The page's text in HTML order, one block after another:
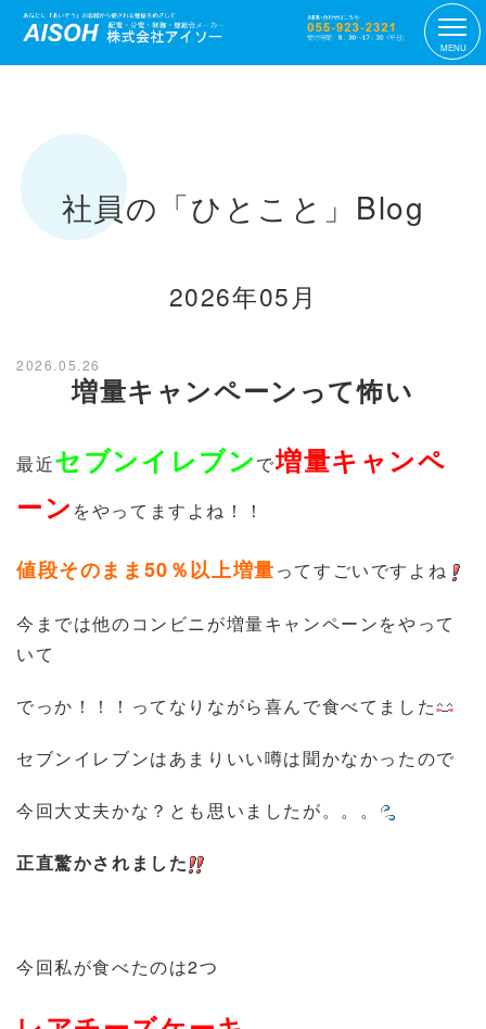
MENU
社員の「ひとこと」Blog
2026年05月
2026.05.26
増量キャンペーンって怖い
最近セブンイレブンで増量キャンペ
ーン をやってますよね！！
値段そのまま50％以上増量ってすごいですよね
今までは他のコンビニが増量キャンペーンをやって
いて
でっか！！！ってなりながら喜んで食べてました
セブンイレブンはあまりいい噂は聞かなかったので
今回大丈夫かな？とも思いましたが。。。
正直驚かされました
今回私が食べたのは2つ